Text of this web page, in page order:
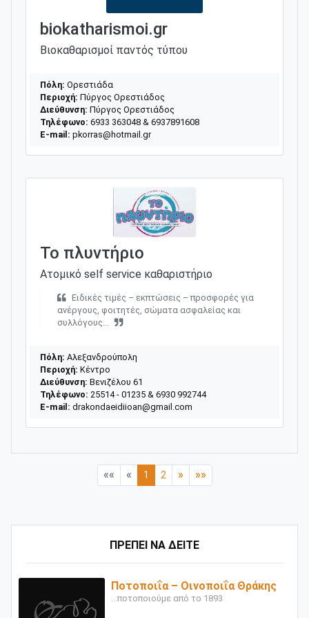
ΠΡΕΠΕΙ ΝΑ ΔΕΙΤΕ
Ποτοποιΐα – Οινοποιΐα Θράκης
...ποτοποιούμε από το 1893
biokatharismoi.gr
Βιοκαθαρισμοί παντός τύπου
Πόλη: Ορεστιάδα
Περιοχή: Πύργος Ορεστιάδος
Διεύθυνση: Πύργος Ορεστιάδος
Τηλέφωνο: 6933 363048 & 6937891608
E-mail: pkorras@hotmail.gr
Το πλυντήριο
Ατομικό self service καθαριστήριο
Ειδικές τιμές – εκπτώσεις – προσφορές για
ανέργους, φοιτητές, σώματα ασφαλείας και
συλλόγους...
Πόλη: Αλεξανδρούπολη
Περιοχή: Κέντρο
Διεύθυνση: Βενιζέλου 61
Τηλέφωνο: 25514 - 01235 & 6930 992744
E-mail: drakondaeidiioan@gmail.com
«« « 1 2 » »»